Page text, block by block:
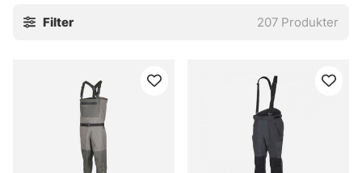
Filter 207 Produkter